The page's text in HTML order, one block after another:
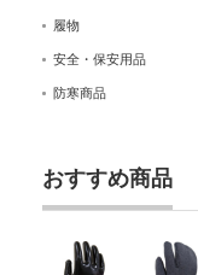
履物
安全・保安用品
防寒商品
おすすめ商品